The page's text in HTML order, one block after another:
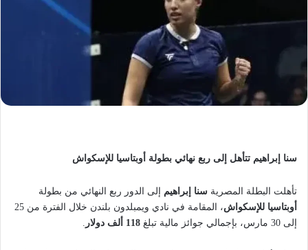
سنا إبراهيم تتأهل إلى ربع نهائي بطولة أوبتاسيا للإسكواش
تأهلت البطلة المصرية سنا إبراهيم إلى الدور ربع النهائي من بطولة
أوبتاسيا للإسكواش
، المقامة في نادي ويمبلدون بلندن خلال الفترة من 25
إلى 30 مارس، بإجمالي جوائز مالية تبلغ
118 ألف دولار .